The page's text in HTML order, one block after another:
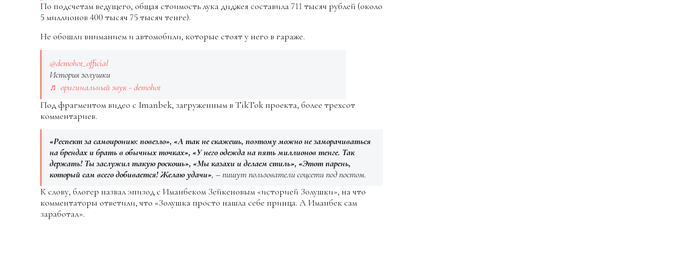
По подсчетам ведущего, общая стоимость лука диджея составила 711 тысяч рублей (около
5 миллионов 400 тысяч 75 тысяч тенге).
Не обошли вниманием и автомобили, которые стоят у него в гараже.
@demohot_official
История золушки
♬ оригинальный звук - demohot
Под фрагментом видео с Imanbek, загруженным в TikTok проекта, более трехсот
комментариев.
«Респект за самоиронию: повезло», «А так не скажешь, поэтому можно не заморачиваться
на брендах и брать в обычных точках», «У него одежда на пять миллионов тенге. Так
держать! Ты заслужил такую роскошь», «Мы казахи и делаем стиль», «Этот парень,
который сам всего добивается! Желаю удачи», – пишут пользователи соцсети под постом.
К слову, блогер назвал эпизод с Иманбеком Зейкеновым «историей Золушки», на что
комментаторы ответили, что «Золушка просто нашла себе принца. А Иманбек сам
заработал».